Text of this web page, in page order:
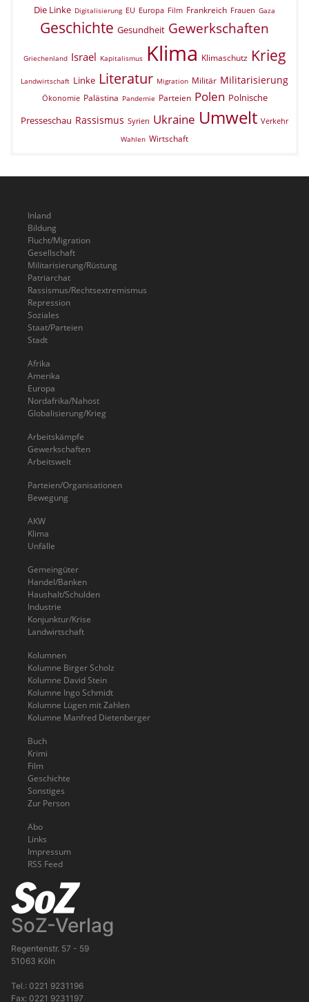
Die Linke Digitalisierung EU Europa Film Frankreich Frauen Gaza
Geschichte Gesundheit Gewerkschaften
Griechenland Israel Kapitalismus Klima Klimaschutz Krieg
Landwirtschaft Linke Literatur Migration Militär Militarisierung
Ökonomie Palästina Pandemie Parteien Polen Polnische
Presseschau Rassismus Syrien Ukraine Umwelt Verkehr
Wahlen Wirtschaft
Inland
Bildung
Flucht/Migration
Gesellschaft
Militarisierung/Rüstung
Patriarchat
Rassismus/Rechtsextremismus
Repression
Soziales
Staat/Parteien
Stadt
Afrika
Amerika
Europa
Nordafrika/Nahost
Globalisierung/Krieg
Arbeitskämpfe
Gewerkschaften
Arbeitswelt
Parteien/Organisationen
Bewegung
AKW
Klima
Unfälle
Gemeingüter
Handel/Banken
Haushalt/Schulden
Industrie
Konjunktur/Krise
Landwirtschaft
Kolumnen
Kolumne Birger Scholz
Kolumne David Stein
Kolumne Ingo Schmidt
Kolumne Lügen mit Zahlen
Kolumne Manfred Dietenberger
Buch
Krimi
Film
Geschichte
Sonstiges
Zur Person
Abo
Links
Impressum
RSS Feed
SoZ-Verlag
Regentenstr. 57 - 59
51063 Köln
Tel.: 0221 9231196
Fax: 0221 9231197